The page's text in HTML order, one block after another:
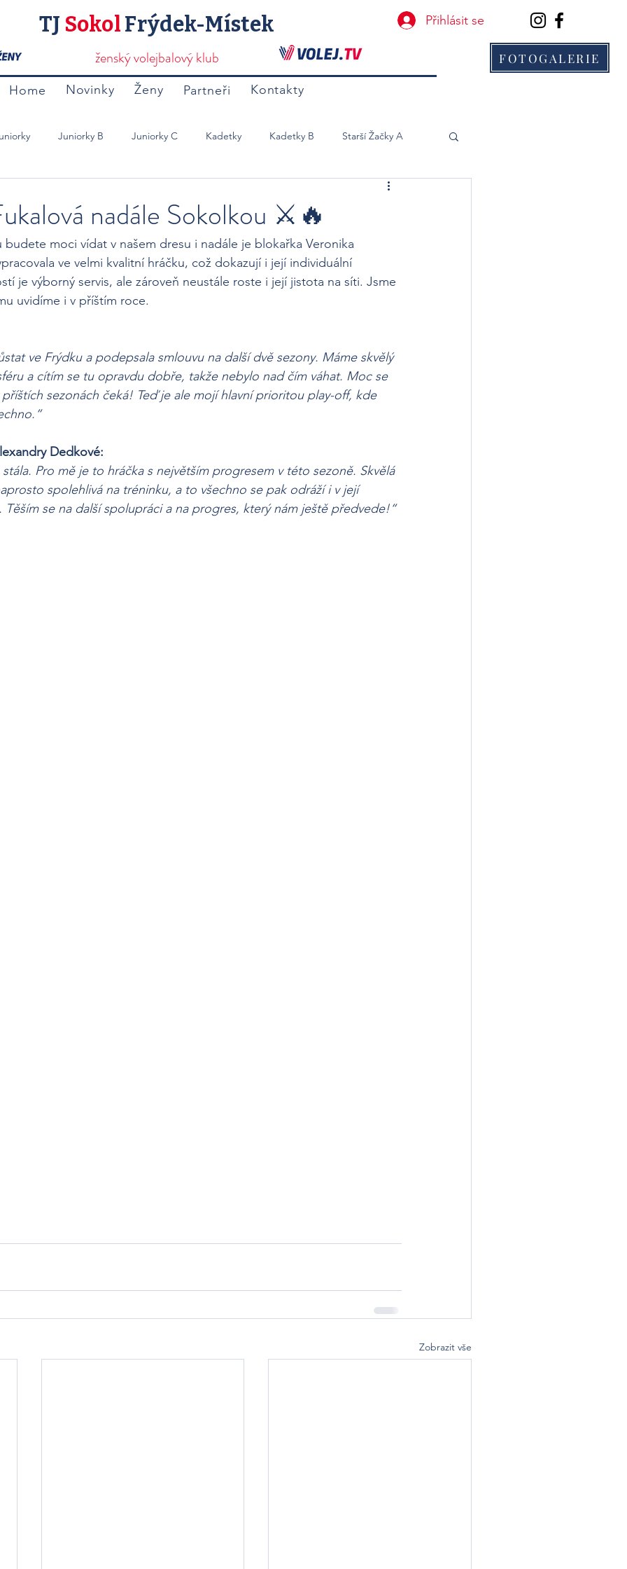
TJ SokolFrýdek-Místek
ženský volejbalový klub
Home Novinky Ženy Partneři Kontakty
FOTOGALERIE
Přihlásit se
Juniorky B Juniorky C Kadetky Kadetky B Starší Žačky A
nadále Sokolkou ⚔️🔥
budete moci vídat v našem dresu i nadále je blokařka Veronika
ve velmi kvalitní hráčku, což dokazují i její individuální
je výborný servis, ale zároveň neustále roste i její jistota na síti. Jsme
uvidíme i v příštím roce.
ve Frýdku a podepsala smlouvu na další dvě sezony. Máme skvělý
a cítím se tu opravdu dobře, takže nebylo nad čím váhat. Moc se
sezonách čeká! Teď je ale mojí hlavní prioritou play-off, kde
Dedkové:
Pro mě je to hráčka s největším progresem v této sezoně. Skvělá
spolehlivá na tréninku, a to všechno se pak odráží i v její
Těším se na další spolupráci a na progres, který nám ještě předvede!“
Zobrazit vše